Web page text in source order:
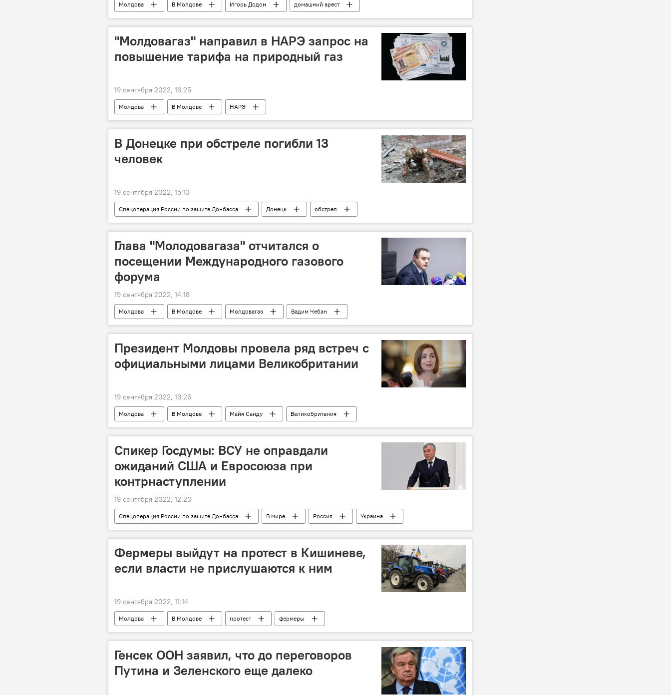
Молдова В Молдове Игорь Додон домашний арест
"Молдовагаз" направил в НАРЭ запрос на
повышение тарифа на природный газ
19 сентября 2022, 16:25
Молдова В Молдове НАРЭ
В Донецке при обстреле погибли 13
человек
19 сентября 2022, 15:13
Спецоперация России по защите Донбасса Донецк обстрел
Глава "Молодовагаза" отчитался о
посещении Международного газового
форума
19 сентября 2022, 14:18
Молдова В Молдове Молдовагаз Вадим Чебан
Президент Молдовы провела ряд встреч с
официальными лицами Великобритании
19 сентября 2022, 13:26
Молдова В Молдове Майя Санду Великобритания
Спикер Госдумы: ВСУ не оправдали
ожиданий США и Евросоюза при
контрнаступлении
19 сентября 2022, 12:20
Спецоперация России по защите Донбасса В мире Россия
Украина
США
Фермеры выйдут на протест в Кишиневе,
если власти не прислушаются к ним
19 сентября 2022, 11:14
Молдова В Молдове протест фермеры
Генсек ООН заявил, что до переговоров
Путина и Зеленского еще далеко